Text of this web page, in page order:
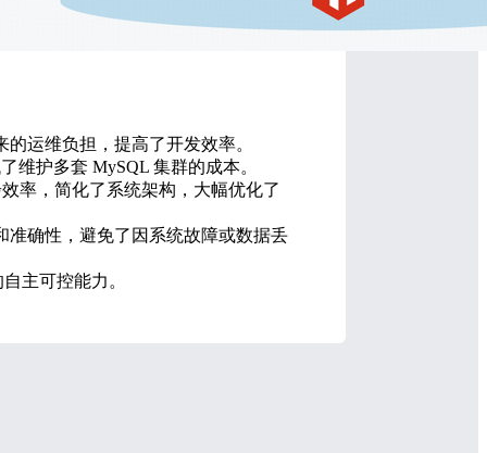
运维负担，提高了开发效率。
维护多套 MySQL 集群的成本。
率，简化了系统架构，大幅优化了
确性，避免了因系统故障或数据丢
主可控能力。